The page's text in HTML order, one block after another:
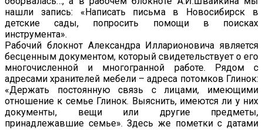
нашли запись: «Написать письма в Новосибирск в
детские сады, попросить помощи в поисках
инструмента».
Рабочий блокнот Александра Илларионовича является
бесценным документом, который свидетельствует о его
многочисленной и многогранной работе. Рядом с
адресами хранителей мебели – адреса потомков Глинок:
«Держать постоянную связь с лицами, имеющими
отношение к семье Глинок. Выяснить, имеются ли у них
документы, вещи или другие предметы,
принадлежавшие семье». Здесь же пометки с датами